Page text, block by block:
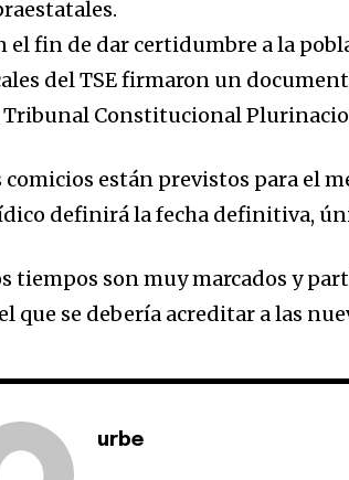
el fin de dar certidumbre a la
del TSE firmaron un
Tribunal Constitucional
comicios están previstos para el
definirá la fecha definitiva,
tiempos son muy marcados y
que se debería acreditar a las
urbe